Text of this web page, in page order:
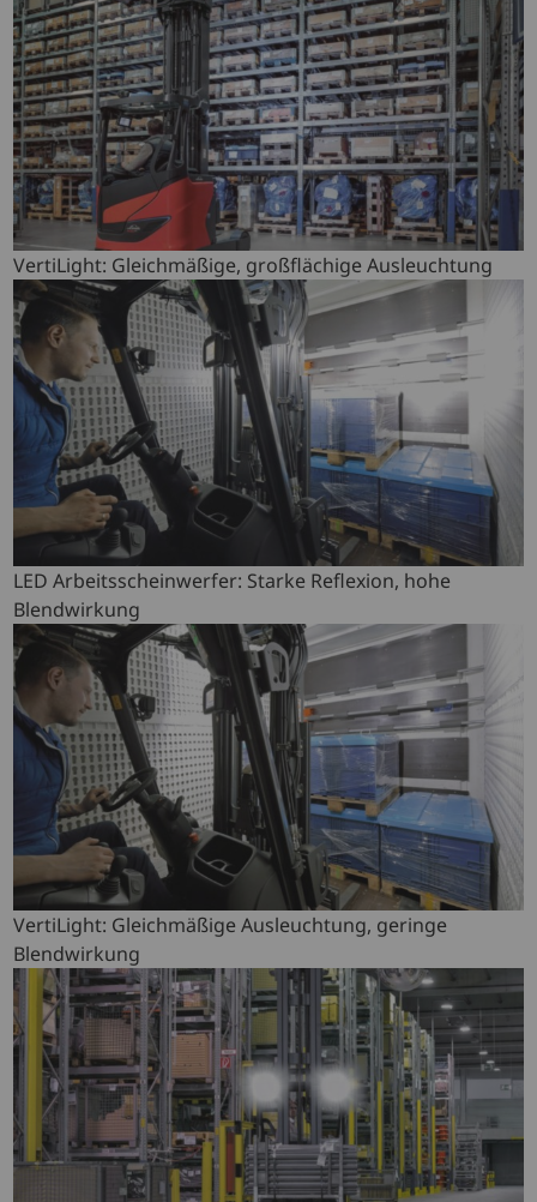
VertiLight: Gleichmäßige, großflächige Ausleuchtung
LED Arbeitsscheinwerfer: Starke Reflexion, hohe
Blendwirkung
VertiLight: Gleichmäßige Ausleuchtung, geringe
Blendwirkung